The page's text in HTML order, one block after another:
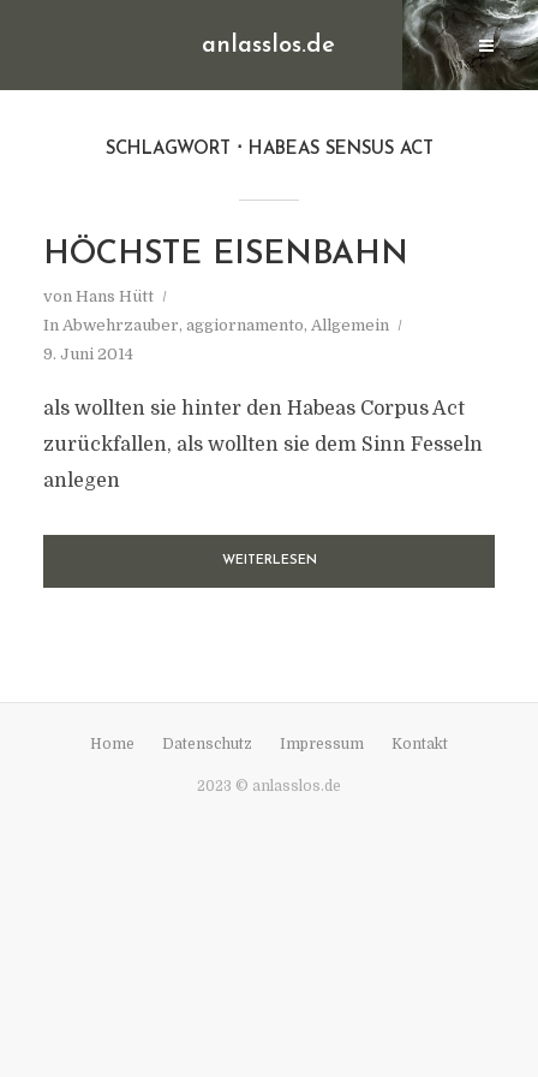
anlasslos.de
SCHLAGWORT HABEAS SENSUS ACT
HÖCHSTE EISENBAHN
von Hans Hütt
In Abwehrzauber, aggiornamento, Allgemein
9. Juni 2014
als wollten sie hinter den Habeas Corpus Act
zurückfallen, als wollten sie dem Sinn Fesseln
anlegen
WEITERLESEN
Home Datenschutz Impressum Kontakt
2023 © anlasslos.de